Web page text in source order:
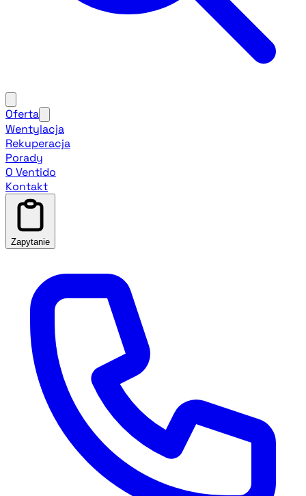
Oferta
Wentylacja
Rekuperacja
Porady
O Ventido
Kontakt
Zapytanie